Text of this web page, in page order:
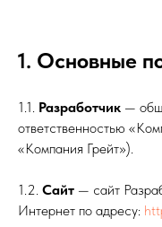
1. Основные
1.1. Разработчик —
ответственностью
«Компания Грейт»).
1.2. Сайт — сайт
Интернет по адресу: